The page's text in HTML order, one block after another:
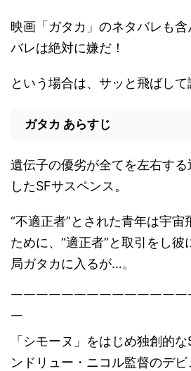
映画「ガタカ」のネタバレも
バレは絶対に嫌だ！
という場合は、サッと飛ばして
ガタカ あらすじ
遺伝子の優劣が全てを左右す
したSFサスペンス。
“不適正者”とされた青年は宇宙
ために、“適正者”と取引をし
局ガタカに入るが…。
￣￣￣￣￣￣￣￣￣￣￣￣￣
￣
「シモーヌ」をはじめ独創的
ンドリュー・ニコル監督のデビ